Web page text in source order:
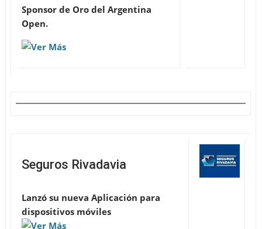
Sponsor de Oro del Argentina
Open.
Seguros Rivadavia
Lanzó su nueva Aplicación para
dispositivos móviles